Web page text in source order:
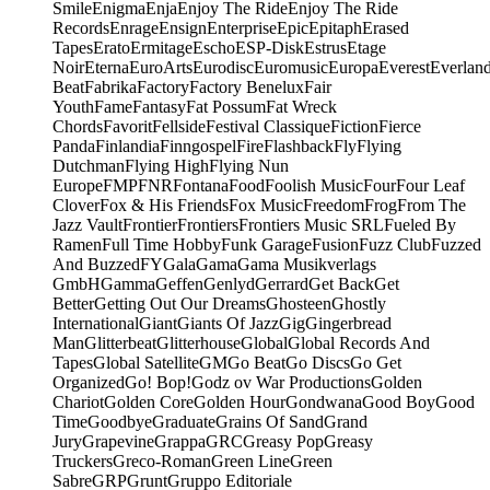
SmileEnigmaEnjaEnjoy The RideEnjoy The Ride
RecordsEnrageEnsignEnterpriseEpicEpitaphErased
TapesEratoErmitageEschoESP-DiskEstrusEtage
NoirEternaEuroArtsEurodiscEuromusicEuropaEverest
BeatFabrikaFactoryFactory BeneluxFair
YouthFameFantasyFat PossumFat Wreck
ChordsFavoritFellsideFestival ClassiqueFictionFierce
PandaFinlandiaFinngospelFireFlashbackFlyFlying
DutchmanFlying HighFlying Nun
EuropeFMPFNRFontanaFoodFoolish MusicFourFour Leaf
CloverFox & His FriendsFox MusicFreedomFrogFrom The
Jazz VaultFrontierFrontiersFrontiers Music SRLFueled By
RamenFull Time HobbyFunk GarageFusionFuzz ClubFuzzed
And BuzzedFYGalaGamaGama Musikverlags
GmbHGammaGeffenGenlydGerrardGet BackGet
BetterGetting Out Our DreamsGhosteenGhostly
InternationalGiantGiants Of JazzGigGingerbread
ManGlitterbeatGlitterhouseGlobalGlobal Records And
TapesGlobal SatelliteGMGo BeatGo DiscsGo Get
OrganizedGo! Bop!Godz ov War ProductionsGolden
ChariotGolden CoreGolden HourGondwanaGood BoyGood
TimeGoodbyeGraduateGrains Of SandGrand
JuryGrapevineGrappaGRCGreasy PopGreasy
TruckersGreco-RomanGreen LineGreen
SabreGRPGruntGruppo Editoriale